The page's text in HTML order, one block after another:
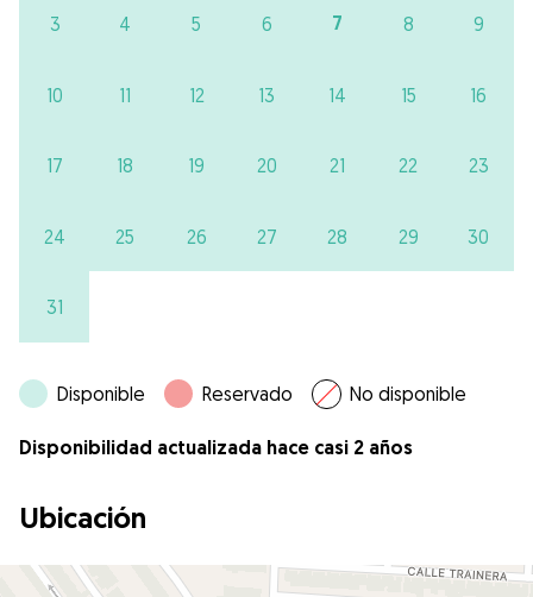
3 4 5 6 7 8 9
10 11 12 13 14 15 16
17 18 19 20 21 22 23
24 25 26 27 28 29 30
31
Disponible Reservado No disponible
Disponibilidad actualizada hace casi 2 años
Ubicación